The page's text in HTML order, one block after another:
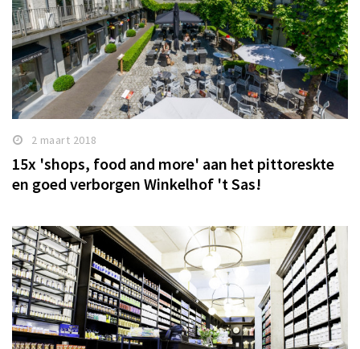
2 maart 2018
15x 'shops, food and more' aan het pittoreskte
en goed verborgen Winkelhof 't Sas!